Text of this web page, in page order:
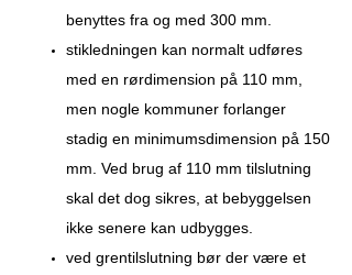
benyttes fra og med 300 mm.
stikledningen kan normalt udføres
med en rørdimension på 110 mm,
men nogle kommuner forlanger
stadig en minimumsdimension på 150
mm. Ved brug af 110 mm tilslutning
skal det dog sikres, at bebyggelsen
ikke senere kan udbygges.
ved grentilslutning bør der være et